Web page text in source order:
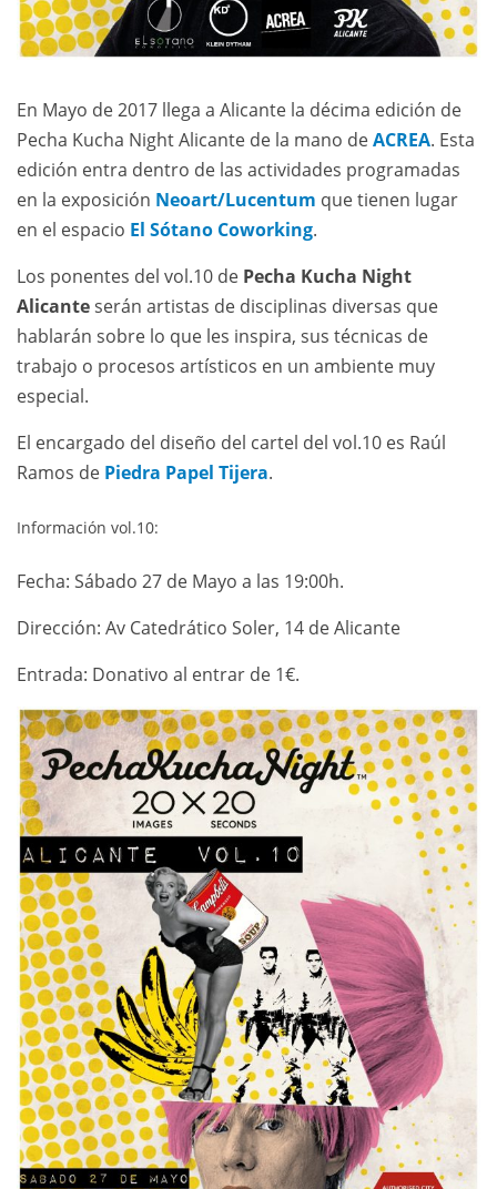
En Mayo de 2017 llega a Alicante la décima edición de
Pecha Kucha Night Alicante de la mano deACREA. Esta
edición entra dentro de las actividades programadas
en la exposición Neoart/Lucentum que tienen lugar
en el espacio El Sótano Coworking.
Los ponentes del vol.10 de Pecha Kucha Night
Alicanteserán artistas de disciplinas diversas que
hablarán sobre lo que les inspira, sus técnicas de
trabajo o procesos artísticos en un ambiente muy
especial.
El encargado del diseño del cartel del vol.10 es Raúl
Ramos de Piedra Papel Tijera.
Información vol.10:
Fecha: Sábado 27 de Mayo a las 19:00h.
Dirección: Av Catedrático Soler, 14 de Alicante
Entrada: Donativo al entrar de 1€.